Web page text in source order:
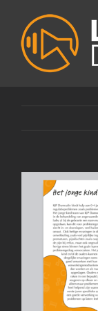
inhoud